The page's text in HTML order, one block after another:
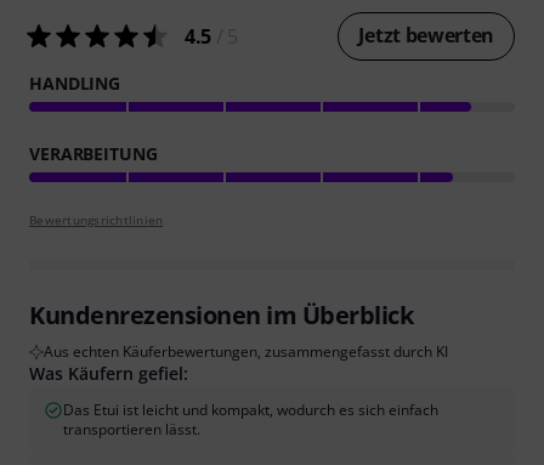
4.5 Jetzt bewerten
HANDLING
VERARBEITUNG
Bewertungsrichtlinien
Kundenrezensionen im Überblick
Aus echten Käuferbewertungen, zusammengefasst durch KI
Was Käufern gefiel:
Das Etui ist leicht und kompakt, wodurch es sich einfach
transportieren lässt.